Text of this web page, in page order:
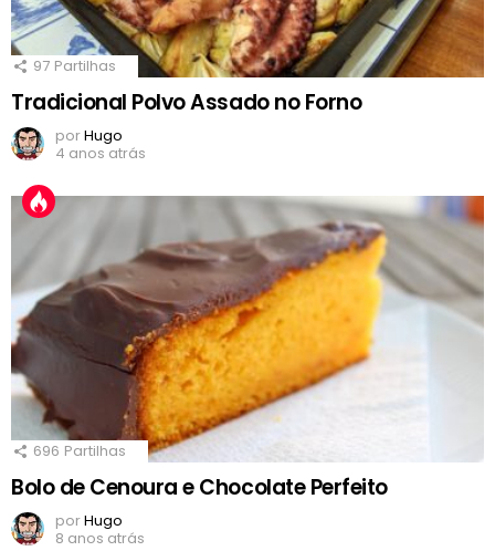
97 Partilhas
Tradicional Polvo Assado no Forno
porHugo
4 anos atrás
696 Partilhas
Bolo de Cenoura e Chocolate Perfeito
porHugo
8 anos atrás